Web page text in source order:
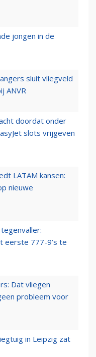
jongen in de
sluit vliegveld
ANVR
doordat onder
slots vrijgeven
LATAM kansen:
nieuwe
eerste 777-9’s te
Dat vliegen
probleem voor
in Leipzig zat